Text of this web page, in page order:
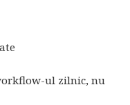
ul zilnic, nu